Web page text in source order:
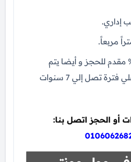
إداري.
الدفع: 10% مقدم للحجز و أيضا يتم
تقسيط الباقي علي فترة تصل إلي 7 سنوات
أو الحجز اتصل بنا: